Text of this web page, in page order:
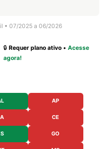
• 07/2025 a 06/2026
🔒Requer plano ativo •Acesse
agora!
AP
CE
GO